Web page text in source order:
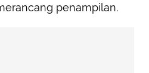
penampilan.